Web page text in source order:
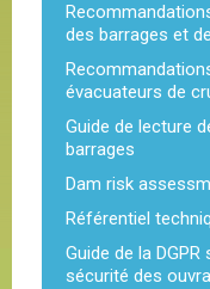
des barrages et
évacuateurs de
Guide de lecture
barrages
Dam risk
Référentiel
Guide de la
sécurité des